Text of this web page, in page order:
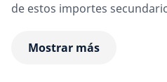
de estos importes
Mostrar más